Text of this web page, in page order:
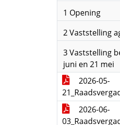
1 Opening
2 Vaststelling
3 Vaststelling
juni en 21 mei
2026-05-
2026-06-